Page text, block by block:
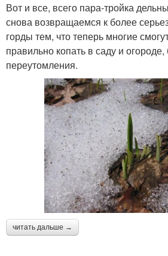
Вот и все, всего пара-тройка
снова возвращаемся к более
горды тем, что теперь многие
правильно копать в саду и
переутомления.
читать дальше →